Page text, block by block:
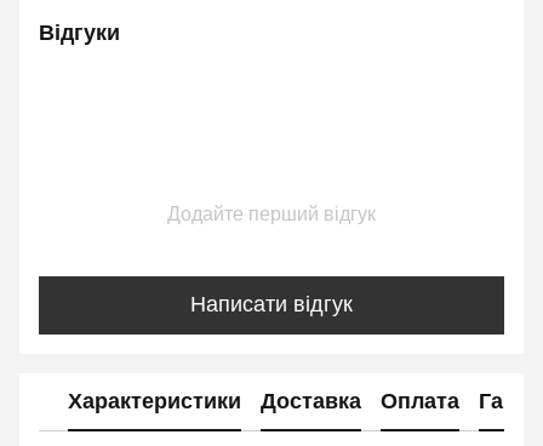
Відгуки
Додайте перший відгук
Написати відгук
Характеристики Доставка Оплата